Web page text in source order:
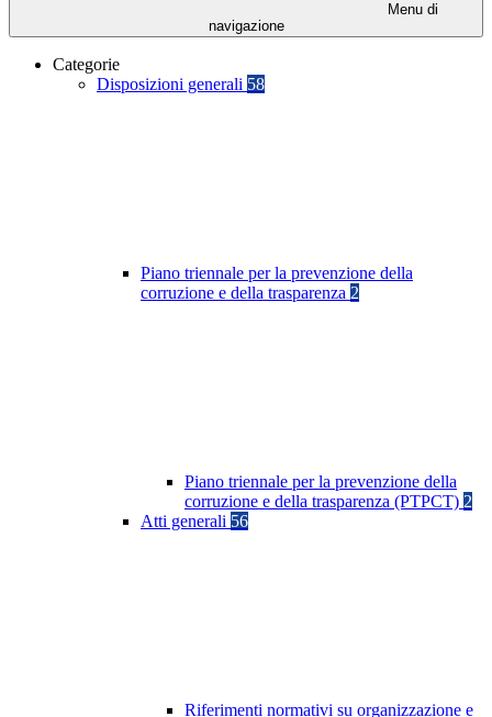
Menu di
navigazione
Categorie
Disposizioni generali 58
Piano triennale per la prevenzione della
corruzione e della trasparenza 2
Piano triennale per la prevenzione della
corruzione e della trasparenza (PTPCT) 2
Atti generali 56
Riferimenti normativi su organizzazione e